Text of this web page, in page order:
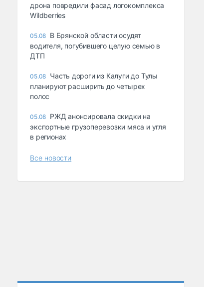
дрона повредили фасад логокомплекса
Wildberries
05.08 В Брянской области осудят
водителя, погубившего целую семью в
ДТП
05.08 Часть дороги из Калуги до Тулы
планируют расширить до четырех
полос
05.08 РЖД анонсировала скидки на
экспортные грузоперевозки мяса и угля
в регионах
Все новости